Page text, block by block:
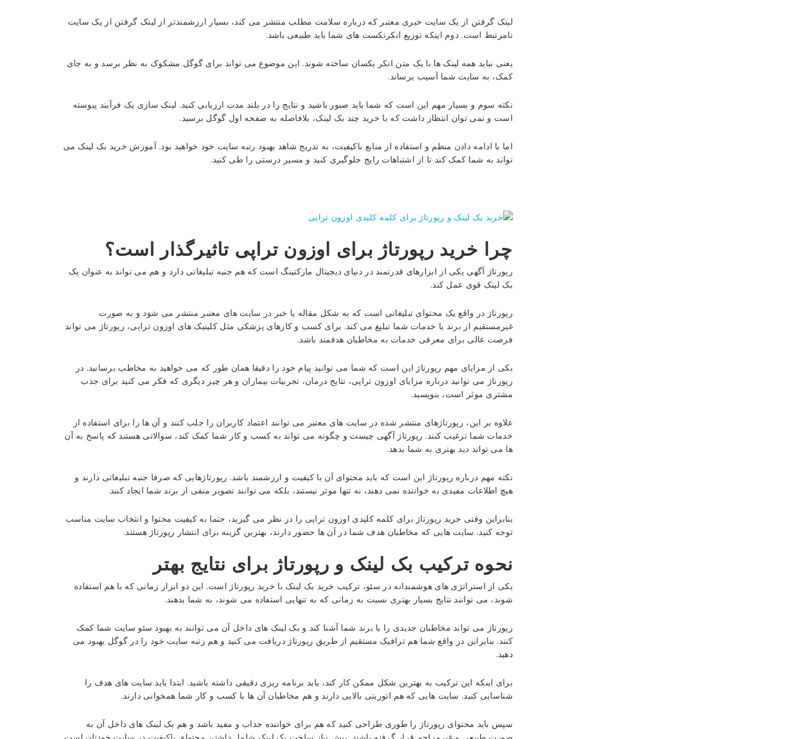
لینک گرفتن از یک سایت خبری معتبر که درباره سلامت مطلب منتشر می کند، بسیار ارزشمندتر از لینک گرفتن از یک سایت
نامرتبط است. دوم اینکه توزیع انکرتکست های شما باید طبیعی باشد.
یعنی نباید همه لینک ها با یک متن انکر یکسان ساخته شوند. این موضوع می تواند برای گوگل مشکوک به نظر برسد و به جای
کمک، به سایت شما آسیب برساند.
نکته سوم و بسیار مهم این است که شما باید صبور باشید و نتایج را در بلند مدت ارزیابی کنید. لینک سازی یک فرآیند پیوسته
است و نمی توان انتظار داشت که با خرید چند بک لینک، بلافاصله به صفحه اول گوگل برسید.
اما با ادامه دادن منظم و استفاده از منابع باکیفیت، به تدریج شاهد بهبود رتبه سایت خود خواهید بود. آموزش خرید بک لینک می
تواند به شما کمک کند تا از اشتباهات رایج جلوگیری کنید و مسیر درستی را طی کنید.
چرا خرید رپورتاژ برای اوزون تراپی تاثیرگذار است؟
رپورتاژ آگهی یکی از ابزارهای قدرتمند در دنیای دیجیتال مارکتینگ است که هم جنبه تبلیغاتی دارد و هم می تواند به عنوان یک
بک لینک قوی عمل کند.
رپورتاژ در واقع یک محتوای تبلیغاتی است که به شکل مقاله یا خبر در سایت های معتبر منتشر می شود و به صورت
غیرمستقیم از برند یا خدمات شما تبلیغ می کند. برای کسب و کارهای پزشکی مثل کلینیک های اوزون تراپی، رپورتاژ می تواند
فرصت عالی برای معرفی خدمات به مخاطبان هدفمند باشد.
یکی از مزایای مهم رپورتاژ این است که شما می توانید پیام خود را دقیقا همان طور که می خواهید به مخاطب برسانید. در
رپورتاژ می توانید درباره مزایای اوزون تراپی، نتایج درمان، تجربیات بیماران و هر چیز دیگری که فکر می کنید برای جذب
مشتری موثر است، بنویسید.
علاوه بر این، رپورتاژهای منتشر شده در سایت های معتبر می توانند اعتماد کاربران را جلب کنند و آن ها را برای استفاده از
خدمات شما ترغیب کنند. رپورتاژ آگهی چیست و چگونه می تواند به کسب و کار شما کمک کند، سوالاتی هستند که پاسخ به آن
ها می تواند دید بهتری به شما بدهد.
نکته مهم درباره رپورتاژ این است که باید محتوای آن با کیفیت و ارزشمند باشد. رپورتاژهایی که صرفا جنبه تبلیغاتی دارند و
هیچ اطلاعات مفیدی به خواننده نمی دهند، نه تنها موثر نیستند، بلکه می توانند تصویر منفی از برند شما ایجاد کنند.
بنابراین وقتی خرید رپورتاژ برای کلمه کلیدی اوزون تراپی را در نظر می گیرید، حتما به کیفیت محتوا و انتخاب سایت مناسب
توجه کنید. سایت هایی که مخاطبان هدف شما در آن ها حضور دارند، بهترین گزینه برای انتشار رپورتاژ هستند.
نحوه ترکیب بک لینک و رپورتاژ برای نتایج بهتر
یکی از استراتژی های هوشمندانه در سئو، ترکیب خرید بک لینک با خرید رپورتاژ است. این دو ابزار زمانی که با هم استفاده
شوند، می توانند نتایج بسیار بهتری نسبت به زمانی که به تنهایی استفاده می شوند، به شما بدهند.
رپورتاژ می تواند مخاطبان جدیدی را با برند شما آشنا کند و بک لینک های داخل آن می توانند به بهبود سئو سایت شما کمک
کنند. بنابراین در واقع شما هم ترافیک مستقیم از طریق رپورتاژ دریافت می کنید و هم رتبه سایت خود را در گوگل بهبود می
دهید.
برای اینکه این ترکیب به بهترین شکل ممکن کار کند، باید برنامه ریزی دقیقی داشته باشید. ابتدا باید سایت های هدف را
شناسایی کنید. سایت هایی که هم اتوریتی بالایی دارند و هم مخاطبان آن ها با کسب و کار شما همخوانی دارند.
سپس باید محتوای رپورتاژ را طوری طراحی کنید که هم برای خواننده جذاب و مفید باشد و هم بک لینک های داخل آن به
صورت طبیعی و غیرمزاحم قرار گرفته باشند. پیش نیاز ساخت بک لینک شامل داشتن محتوای باکیفیت در سایت خودتان است